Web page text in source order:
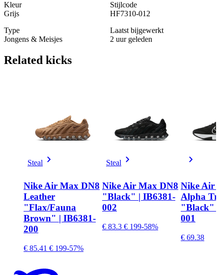
Kleur
Grijs
Stijlcode
HF7310-012
Type
Jongens & Meisjes
Laatst bijgewerkt
2 uur geleden
Related kicks
Steal
Nike Air Max DN8
Leather
"Flax/Fauna
Brown" | IB6381-
200
€ 85.41 € 199-57%
Steal
Nike Air Max DN8
"Black" | IB6381-
002
€ 83.3 € 199-58%
Nike Air
Alpha
"Black" |
001
€ 69.38